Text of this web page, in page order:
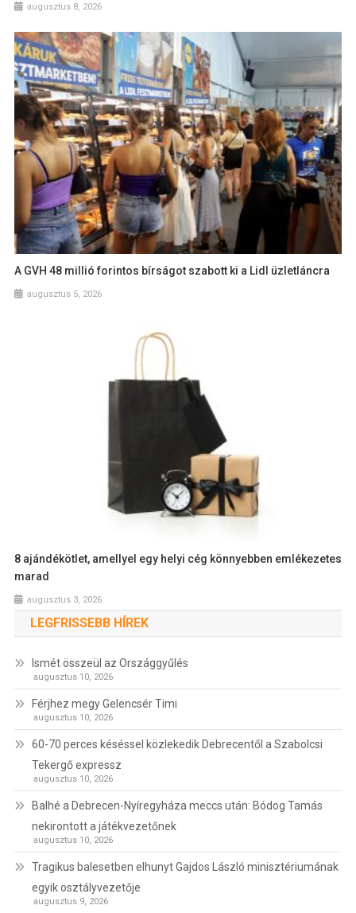
augusztus 8, 2026
A GVH 48 millió forintos bírságot szabott ki a Lidl üzletláncra
augusztus 5, 2026
8 ajándékötlet, amellyel egy helyi cég könnyebben emlékezetes
marad
augusztus 3, 2026
LEGFRISSEBB HÍREK
Ismét összeül az Országgyűlés
augusztus 10, 2026
Férjhez megy Gelencsér Timi
augusztus 10, 2026
60-70 perces késéssel közlekedik Debrecentől a Szabolcsi
Tekergő expressz
augusztus 10, 2026
Balhé a Debrecen-Nyíregyháza meccs után: Bódog Tamás
nekirontott a játékvezetőnek
augusztus 10, 2026
Tragikus balesetben elhunyt Gajdos László minisztériumának
egyik osztályvezetője
augusztus 9, 2026